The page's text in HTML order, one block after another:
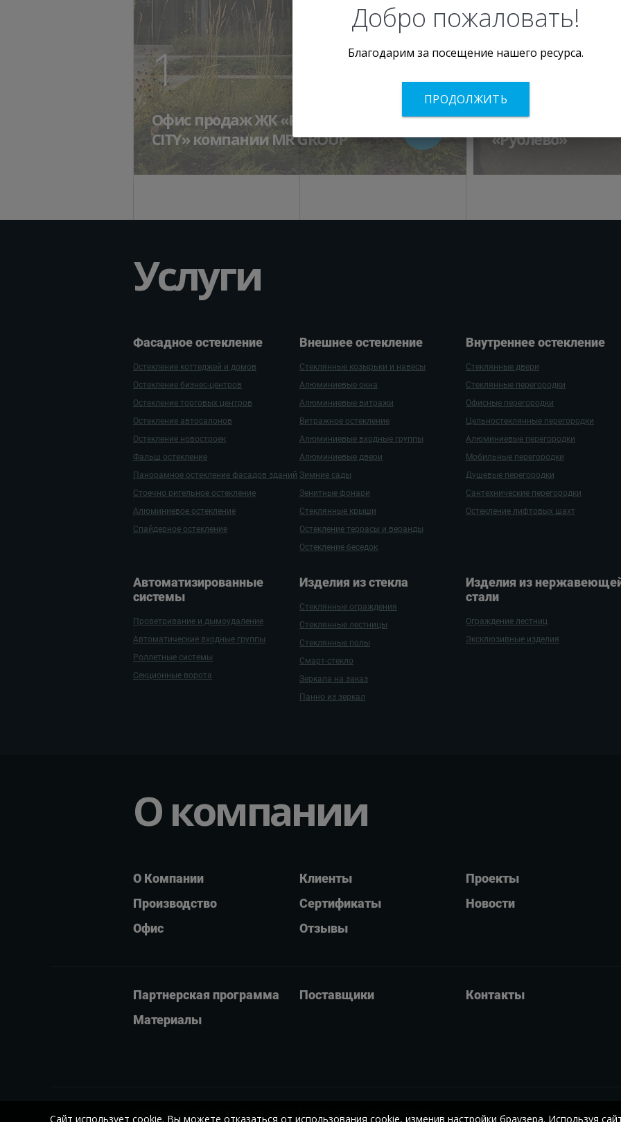
1
Офис продаж ЖК «Paveletskaya
СITY» компании MR GROUP
2
«Рублево»
Услуги
Фасадное остекление
Остекление коттеджей и домов
Остекление бизнес-центров
Остекление торговых центров
Остекление автосалонов
Остекление новостроек
Фальш остекление
Панорамное остекление фасадов зданий
Стоечно ригельное остекление
Алюминиевое остекление
Спайдерное остекление
Внешнее остекление
Стеклянные козырьки и навесы
Алюминиевые окна
Алюминиевые витражи
Витражное остекление
Алюминиевые входные группы
Алюминиевые двери
Зимние сады
Зенитные фонари
Стеклянные крыши
Остекление террасы и веранды
Остекление беседок
Внутреннее остекление
Стеклянные двери
Стеклянные перегородки
Офисные перегородки
Цельностеклянные перегородки
Алюминиевые перегородки
Мобильные перегородки
Душевые перегородки
Сантехнические перегородки
Остекление лифтовых шахт
Автомати­зиро­ванные
системы
Проветривание и дымоудаление
Автоматические входные группы
Роллетные системы
Секционные ворота
Изде­лия ­из стекла
Стеклянные ограждения
Стеклянные лестницы
Стеклянные полы
Смарт-стекло
Зеркала на заказ
Панно из зеркал
Изделия из
стали
Ограждение лестниц
Эксклюзивные изделия
О компании
О Компании
Производство
Офис
Клиенты
Сертификаты
Отзывы
Проекты
Новости
Партнерская программа
Материалы
Поставщики Контакты
© 2007 – 2026 ИНН 5036104884 Политика
Сайт использует cookie. Вы можете отказаться от использования cookie, изменив настройки браузера. Используя
Добро пожаловать!
Благодарим за посещение нашего ресурса.
ПРОДОЛЖИТЬ